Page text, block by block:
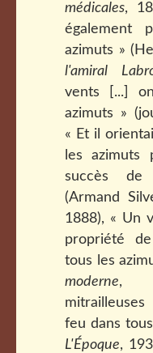
médicales,
également
azimuts »
l'amiral
vents [...]
azimuts »
« Et il
les azimuts
succès
(Armand
1888), « Un
propriété
tous les
moderne,
feu dans
L'Époque,